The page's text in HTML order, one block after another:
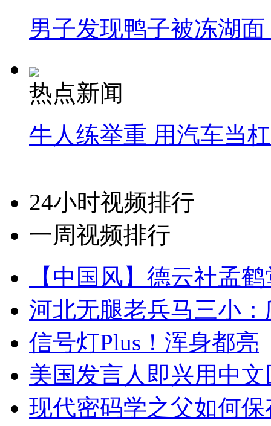
男子发现鸭子被冻湖
热点新闻
牛人练举重 用汽车当
24小时视频排行
一周视频排行
【中国风】德云社孟
河北无腿老兵马三小
信号灯Plus！浑身都亮
美国发言人即兴用中
现代密码学之父如何